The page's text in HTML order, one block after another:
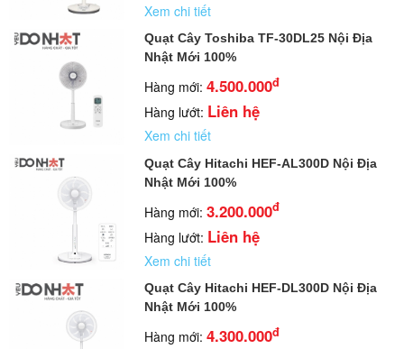
Xem chi tiết
Quạt Cây Toshiba TF-30DL25 Nội Địa
Nhật Mới 100%
Hàng mới: 4.500.000đ
Hàng lướt: Liên hệ
Xem chi tiết
Quạt Cây Hitachi HEF-AL300D Nội Địa
Nhật Mới 100%
Hàng mới: 3.200.000đ
Hàng lướt: Liên hệ
Xem chi tiết
Quạt Cây Hitachi HEF-DL300D Nội Địa
Nhật Mới 100%
Hàng mới: 4.300.000đ